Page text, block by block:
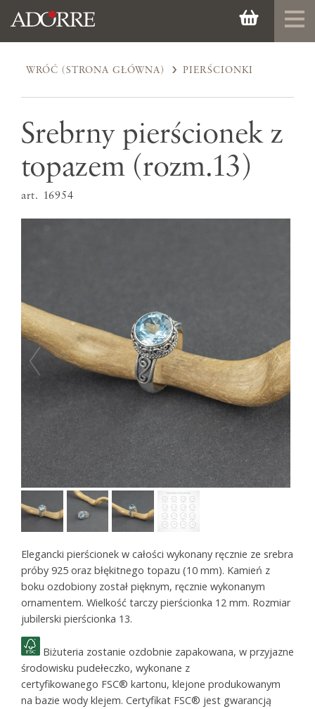
WRÓĆ (STRONA GŁÓWNA) PIERŚCIONKI
Srebrny pierścionek z
topazem (rozm.13)
art. 16954
Elegancki pierścionek w całości wykonany ręcznie ze srebra
próby 925 oraz błękitnego topazu (10 mm). Kamień z
boku ozdobiony został pięknym, ręcznie wykonanym
ornamentem. Wielkość tarczy pierścionka 12 mm. Rozmiar
jubilerski pierścionka 13.
Biżuteria zostanie ozdobnie zapakowana, w przyjazne
środowisku pudełeczko, wykonane z
certyfikowanego FSC® kartonu, klejone produkowanym
na bazie wody klejem. Certyfikat FSC® jest gwarancją